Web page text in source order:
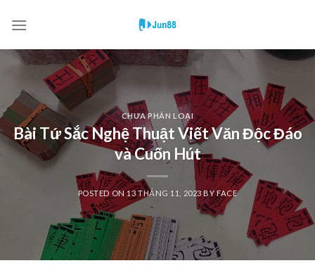
CHƯA PHÂN LOẠI
Bài Tứ Sắc Nghệ Thuật Viết Văn Độc Đáo
và Cuốn Hút
POSTED ON13 THÁNG 11, 2023BYFACE